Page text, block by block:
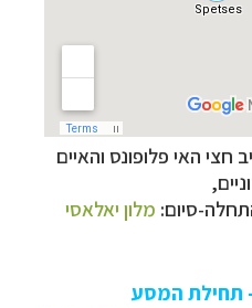
חצי האי פלופונס והאיים
סיום: מלון יאלאסי
תחילת המסע